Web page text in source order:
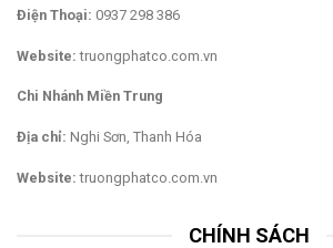
Điện Thoại: 0937 298 386
Website: truongphatco.com.vn
Chi Nhánh Miền Trung
Địa chỉ: Nghi Sơn, Thanh Hóa
Website: truongphatco.com.vn
CHÍNH SÁCH